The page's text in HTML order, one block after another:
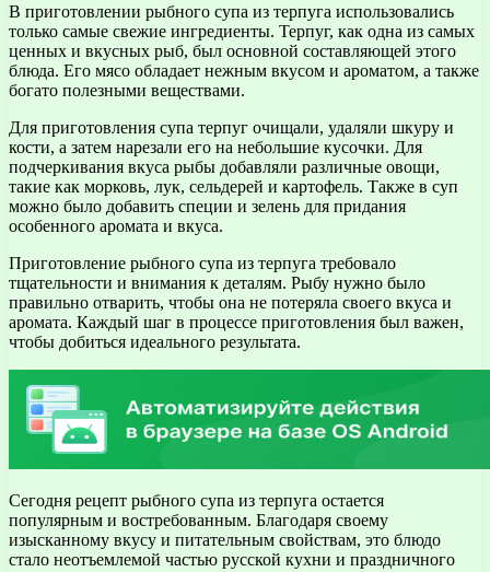
В приготовлении рыбного супа из терпуга использовались
только самые свежие ингредиенты. Терпуг, как одна из самых
ценных и вкусных рыб, был основной составляющей этого
блюда. Его мясо обладает нежным вкусом и ароматом, а также
богато полезными веществами.
Для приготовления супа терпуг очищали, удаляли шкуру и
кости, а затем нарезали его на небольшие кусочки. Для
подчеркивания вкуса рыбы добавляли различные овощи,
такие как морковь, лук, сельдерей и картофель. Также в суп
можно было добавить специи и зелень для придания
особенного аромата и вкуса.
Приготовление рыбного супа из терпуга требовало
тщательности и внимания к деталям. Рыбу нужно было
правильно отварить, чтобы она не потеряла своего вкуса и
аромата. Каждый шаг в процессе приготовления был важен,
чтобы добиться идеального результата.
Сегодня рецепт рыбного супа из терпуга остается
популярным и востребованным. Благодаря своему
изысканному вкусу и питательным свойствам, это блюдо
стало неотъемлемой частью русской кухни и праздничного